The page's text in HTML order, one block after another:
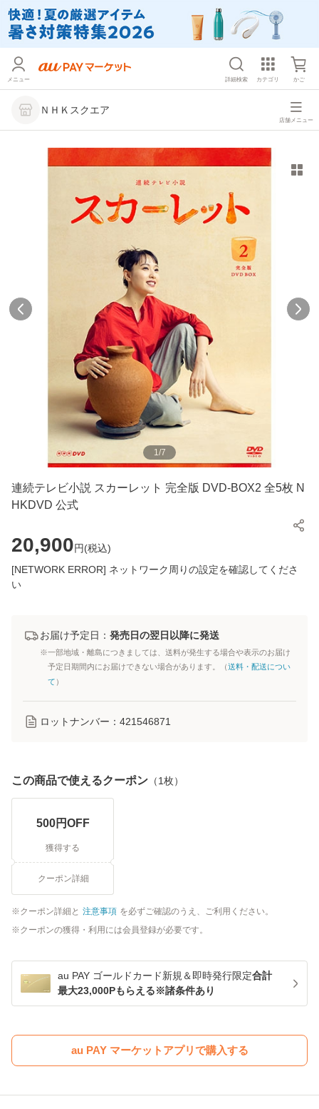
メニュー 詳細検索 カテゴリ かご
ＮＨＫスクエア
店舗メニュー
1/7
連続テレビ小説 スカーレット 完全版 DVD-BOX2 全5枚 N
HKDVD 公式
20,900円(税込)
[NETWORK ERROR] ネットワーク周りの設定を確認してくださ
い
お届け予定日： 発売日の翌日以降に発送
※一部地域・離島につきましては、送料が発生する場合や表示のお届け
予定日期間内にお届けできない場合があります。（送料・配送につい
て ）
ロットナンバー： 421546871
この商品で使えるクーポン （1枚）
500円OFF
獲得する
クーポン詳細
クーポン詳細と 注意事項 を必ずご確認のうえ、ご利用ください。
クーポンの獲得・利用には会員登録が必要です。
au PAY ゴールドカード新規＆即時発行限定合計
最大23,000Pもらえる※諸条件あり
au PAY マーケットアプリで購入する